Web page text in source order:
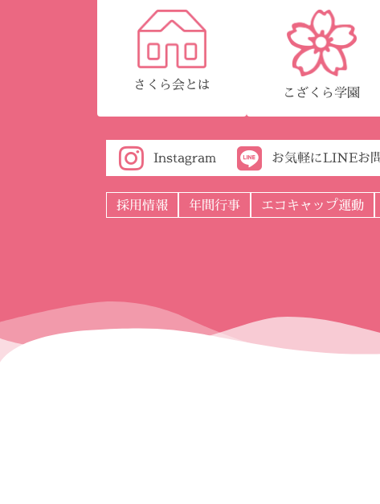
さくら会とは こざくら学園
Instagram お気軽にLINEお
採用情報 年間行事 エコキャップ運動